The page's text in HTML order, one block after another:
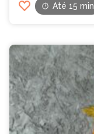
Até 15 min